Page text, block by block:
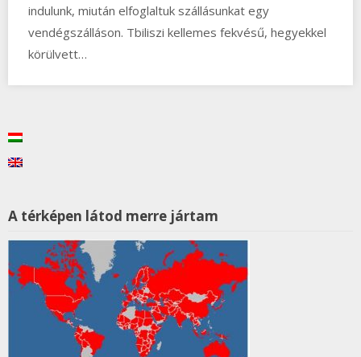
indulunk, miután elfoglaltuk szállásunkat egy
vendégszálláson. Tbiliszi kellemes fekvésű, hegyekkel
körülvett…
A térképen látod merre jártam